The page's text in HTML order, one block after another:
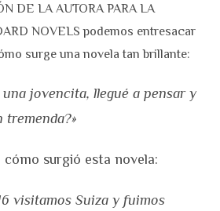
DE LA AUTORA PARA LA
NOVELS podemos entresacar
surge una novela tan brillante:
una jovencita, llegué a pensar y
tremenda?»
cómo surgió esta novela:
visitamos Suiza y fuimos